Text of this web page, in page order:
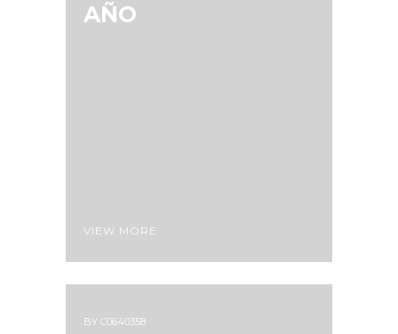
AÑO
VIEW MORE
BY C0640358